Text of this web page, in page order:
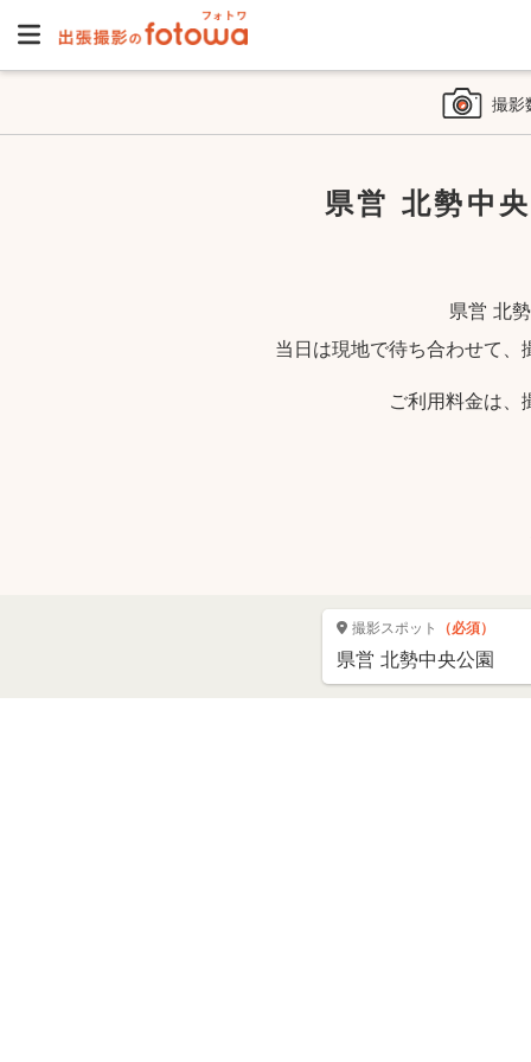
撮影
県営 北勢中
県営 北
当日は現地で待ち合わせて
ご利用料金は、
撮影スポット （必須）